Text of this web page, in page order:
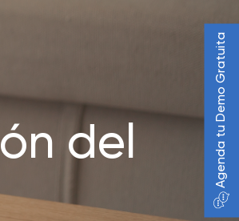
de actualización
del
Agenda tu Demo Gratuita